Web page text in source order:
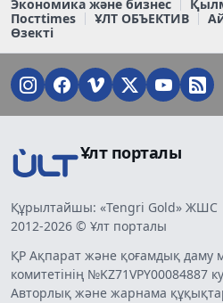
Экономика және бизнес
Постtimes
ҰЛТ ОБЪЕКТИВ
Өзекті
Ұлт порталы
Құрылтайшы: «Tengri Gold» ЖШС
2012-2026 © Ұлт порталы
ҚР Ақпарат және қоғамдық даму
комитетінің №KZ71VPY00084887
Авторлық және жарнама